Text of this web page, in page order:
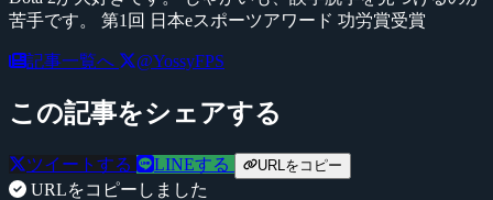
苦手です。 第1回 日本eスポーツアワード 功労賞受賞
記事一覧へ @YossyFPS
この記事をシェアする
ツイートする LINEする URLをコピー
URLをコピーしました